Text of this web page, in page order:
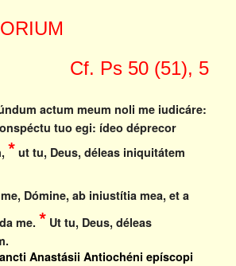
Cf. Ps 50 (51), 5
actum meum noli me iudicáre:
tuo egi: ídeo déprecor
* ut tu, Deus, déleas iniquitátem
Dómine, ab iniustítia mea, et a
me. * Ut tu, Deus, déleas
Anastásii Antiochéni epíscopi